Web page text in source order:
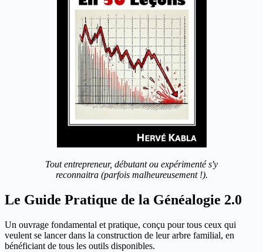
Tout entrepreneur, débutant ou expérimenté s'y
reconnaitra (parfois malheureusement !).
Le Guide Pratique de la Généalogie 2.0
Un ouvrage fondamental et pratique, conçu pour tous ceux qui
veulent se lancer dans la construction de leur arbre familial, en
bénéficiant de tous les outils disponibles.